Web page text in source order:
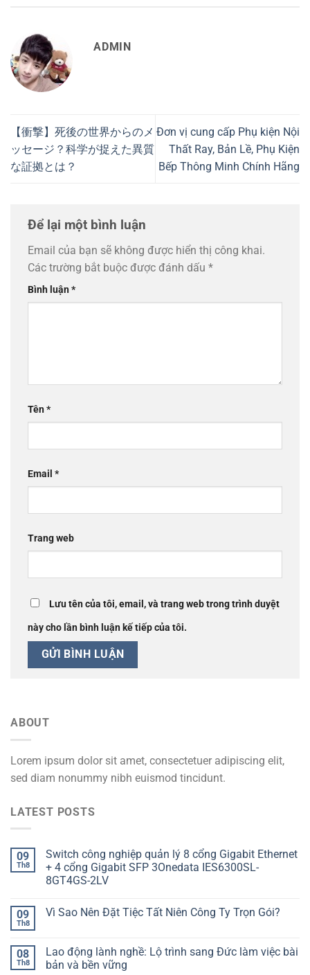
ADMIN
【衝撃】死後の世界からのメ
ッセージ？科学が捉えた異質
な証拠とは？
Đơn vị cung cấp Phụ kiện Nội
Thất Ray, Bản Lề, Phụ Kiện
Bếp Thông Minh Chính Hãng
Để lại một bình luận
Email của bạn sẽ không được hiển thị công khai.
Các trường bắt buộc được đánh dấu *
Bình luận*
Tên*
Email *
Trang web
Lưu tên của tôi, email, và trang web trong trình duyệt
này cho lần bình luận kế tiếp của tôi.
ABOUT
Lorem ipsum dolor sit amet, consectetuer adipiscing elit,
sed diam nonummy nibh euismod tincidunt.
LATEST POSTS
09
Th8
Switch công nghiệp quản lý 8 cổng Gigabit Ethernet
+ 4 cổng Gigabit SFP 3Onedata IES6300SL-
8GT4GS-2LV
09
Th8
Vì Sao Nên Đặt Tiệc Tất Niên Công Ty Trọn Gói?
08
Th8
Lao động lành nghề: Lộ trình sang Đức làm việc bài
bản và bền vững